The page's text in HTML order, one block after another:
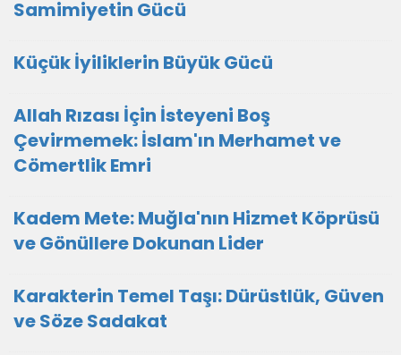
Samimiyetin Gücü
Küçük İyiliklerin Büyük Gücü
Allah Rızası İçin İsteyeni Boş
Çevirmemek: İslam'ın Merhamet ve
Cömertlik Emri
Kadem Mete: Muğla'nın Hizmet Köprüsü
ve Gönüllere Dokunan Lider
Karakterin Temel Taşı: Dürüstlük, Güven
ve Söze Sadakat